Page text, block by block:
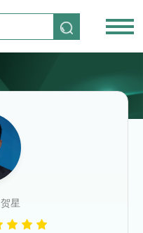
免费注册
星